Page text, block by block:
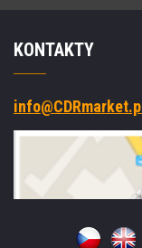
KONTAKTY
info@CDRmarket.pl